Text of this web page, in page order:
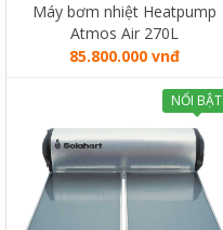
Máy bơm nhiệt Heatpump
Atmos Air 270L
85.800.000 vnđ
NỔI BẬT